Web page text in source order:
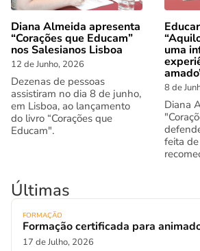
Diana Almeida apresenta
“Corações que Educam”
nos Salesianos Lisboa
12 de Junho, 2026
Dezenas de pessoas
assistiram no dia 8 de junho,
em Lisboa, ao lançamento
do livro “Corações que
Educam".
uma
8 de
Diana
feita
Últimas
FORMAÇÃO
Formação certificada para
17 de Julho, 2026